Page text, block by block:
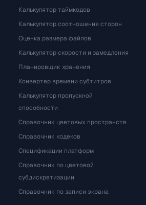
Калькулятор таймкодов
Калькулятор соотношения сторон
Оценка размера файлов
Калькулятор скорости и замедления
Планировщик хранения
Конвертер времени субтитров
Калькулятор пропускной
способности
Справочник цветовых пространств
Справочник кодеков
Спецификации платформ
Справочник по цветовой
субдискретизации
Справочник по записи экрана